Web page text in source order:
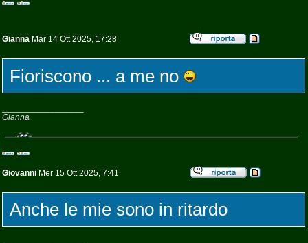
Gianna Mar 14 Ott 2025, 17:28
Fioriscono ... a me no
Gianna
Giovanni Mer 15 Ott 2025, 7:41
Anche le mie sono in ritardo